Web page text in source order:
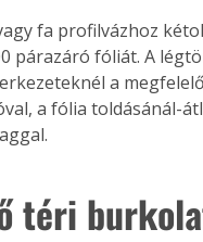
Bárhol,
élve
az
A
fa profilvázhoz
párazáró fóliát. A
a
a fólia toldásánál-
téri